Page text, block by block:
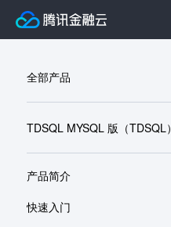
全部产品
TDSQL MYSQL 版（TDSQL）
产品简介
快速入门